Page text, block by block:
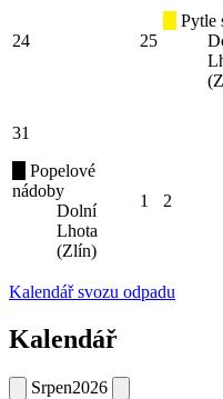
24 25
Pytle
31
Popelové
nádoby
Dolní
Lhota
(Zlín)
1 2
Kalendář svozu odpadu
Kalendář
Srpen2026